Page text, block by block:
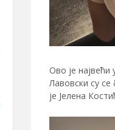
Ово је највећи
Лавовски су
је Јелена